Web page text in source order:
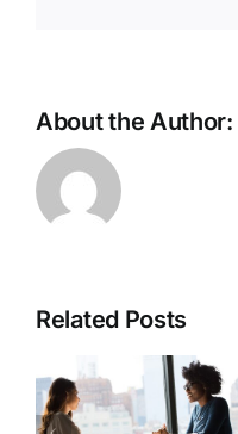
About the Author:
Related Posts
Tips
Memilih